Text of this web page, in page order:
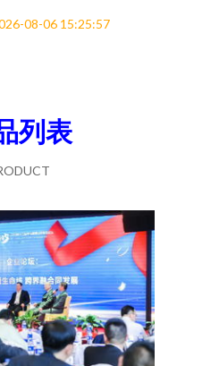
08-06 15:25:57
列表